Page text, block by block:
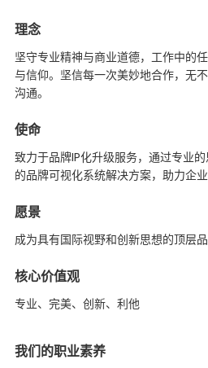
理念
坚守专业精神与商业道德，工作中的
与信仰。坚信每一次美妙地合作，无
沟通。
使命
致力于品牌IP化升级服务，通过专业
的品牌可视化系统解决方案，助力企
愿景
成为具有国际视野和创新思想的顶层
核心价值观
专业、完美、创新、利他
我们的职业素养